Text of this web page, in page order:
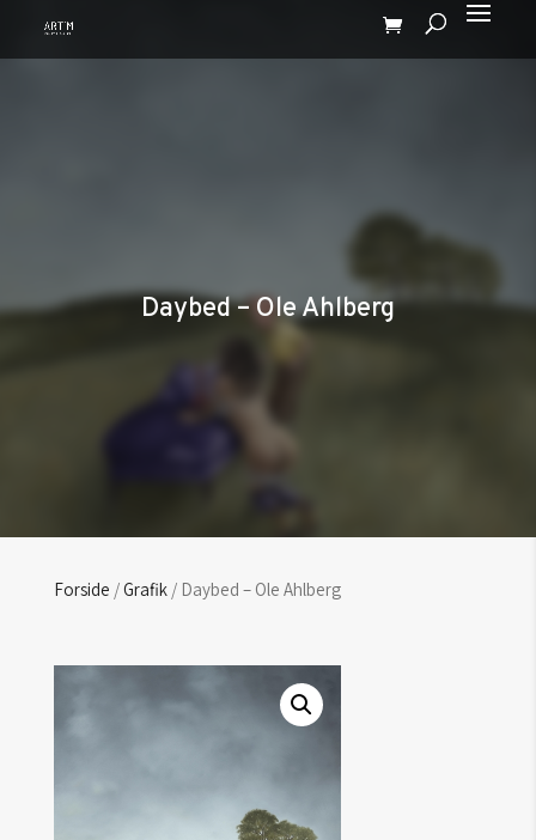
Daybed – Ole Ahlberg
Forside /Grafik/ Daybed – Ole Ahlberg